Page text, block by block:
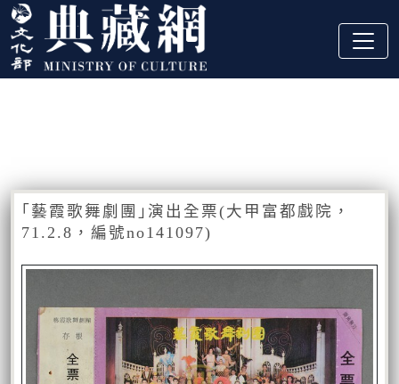
跳到主要內容
:::
｢藝霞歌舞劇團｣演出全票(大甲富都戲院，
71.2.8，編號no141097)